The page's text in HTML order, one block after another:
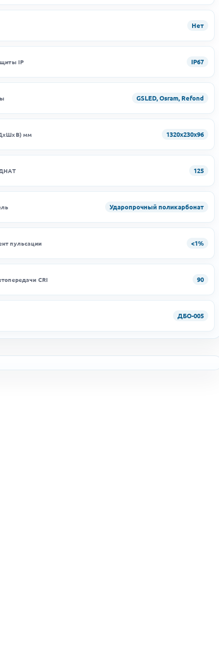
Нет
IP IP67
GSLED, Osram, Refond
мм 1320х230х96
125
Ударопрочный поликарбонат
пульсации <1%
CRI 90
ДБО-005